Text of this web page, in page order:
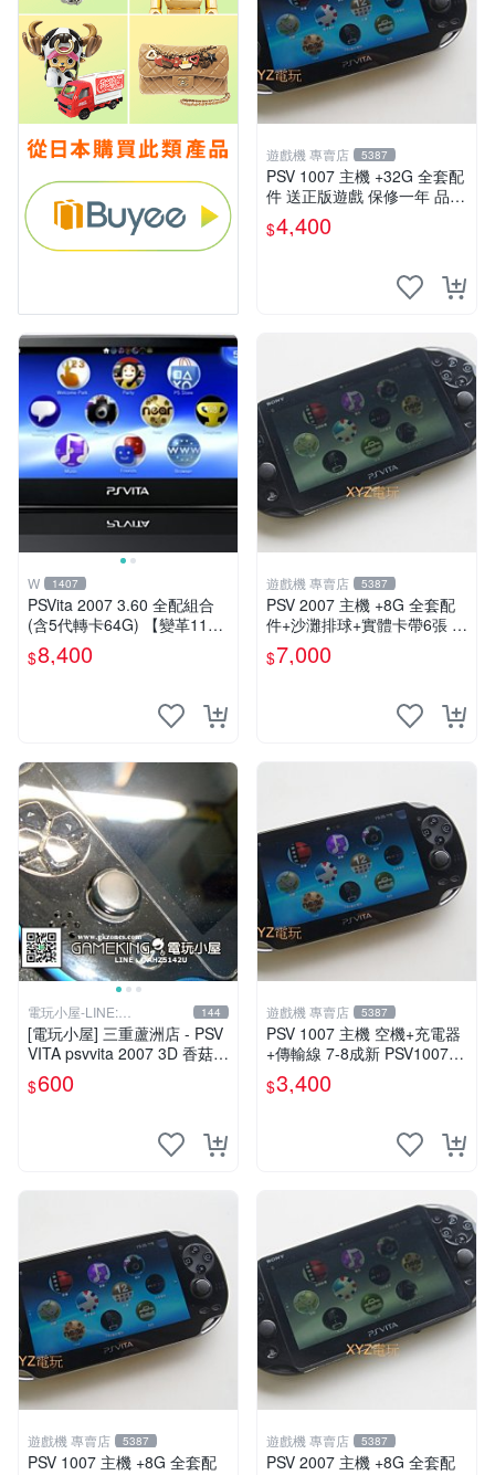
遊戲機 專賣店 5387
PSV 1007 主機 +32G 全套配
件 送正版遊戲 保修一年 品質
有保障
$4,400
W 1407
PSVita 2007 3.60 全配組合
(含5代轉卡64G) 【變革11】
破解改好 + 水晶殼 + 硬殼包
$8,400
遊戲機 專賣店 5387
PSV 2007 主機 +8G 全套配
件+沙灘排球+實體卡帶6張 保
修一年 品質有保障
$7,000
電玩小屋-LINE:
@AHZ5142U
144
[電玩小屋] 三重蘆洲店 - PSV
VITA psvvita 2007 3D 香菇
方向 類比 故障 [維修]
$600
遊戲機 專賣店 5387
PSV 1007 主機 空機+充電器
+傳輸線 7-8成新 PSV1007
一年保修
$3,400
遊戲機 專賣店 5387
PSV 1007 主機 +8G 全套配
遊戲機 專賣店 5387
PSV 2007 主機 +8G 全套配